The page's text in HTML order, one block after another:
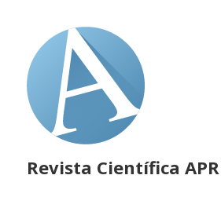
Revista Científica